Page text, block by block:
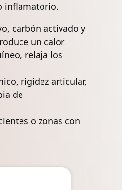
inflamatorio.
carbón activado y
un calor
relaja los
rigidez articular,
de
o zonas con